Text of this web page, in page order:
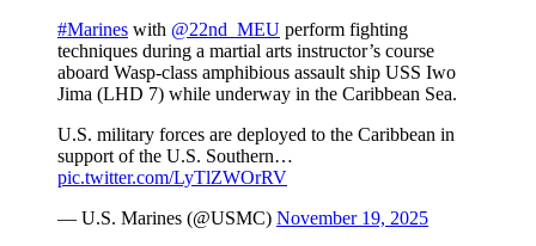
#Marines with @22nd_MEU perform fighting
techniques during a martial arts instructor’s course
aboard Wasp-class amphibious assault ship USS Iwo
Jima (LHD 7) while underway in the Caribbean Sea.
U.S. military forces are deployed to the Caribbean in
support of the U.S. Southern…
pic.twitter.com/LyTlZWOrRV
— U.S. Marines (@USMC) November 19, 2025